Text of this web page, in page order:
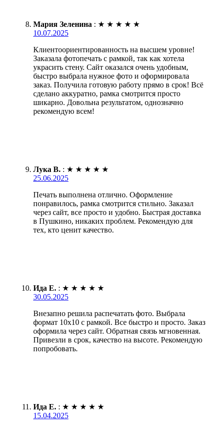
Мария Зеленина : ★ ★ ★ ★ ★
10.07.2025
Клиентоориентированность на высшем уровне!
Заказала фотопечать с рамкой, так как хотела
украсить стену. Сайт оказался очень удобным,
быстро выбрала нужное фото и оформировала
заказ. Получила готовую работу прямо в срок! Всё
сделано аккуратно, рамка смотрится просто
шикарно. Довольна результатом, однозначно
рекомендую всем!
Лука В. : ★ ★ ★ ★ ★
25.06.2025
Печать выполнена отлично. Оформление
понравилось, рамка смотрится стильно. Заказал
через сайт, все просто и удобно. Быстрая доставка
в Пушкино, никаких проблем. Рекомендую для
тех, кто ценит качество.
Ида Е. : ★ ★ ★ ★ ★
30.05.2025
Внезапно решила распечатать фото. Выбрала
формат 10х10 с рамкой. Все быстро и просто. Заказ
оформила через сайт. Обратная связь мгновенная.
Привезли в срок, качество на высоте. Рекомендую
попробовать.
Ида Е. : ★ ★ ★ ★ ★
15.04.2025